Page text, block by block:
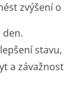
zvýšení o
den.
stavu,
a závažnost